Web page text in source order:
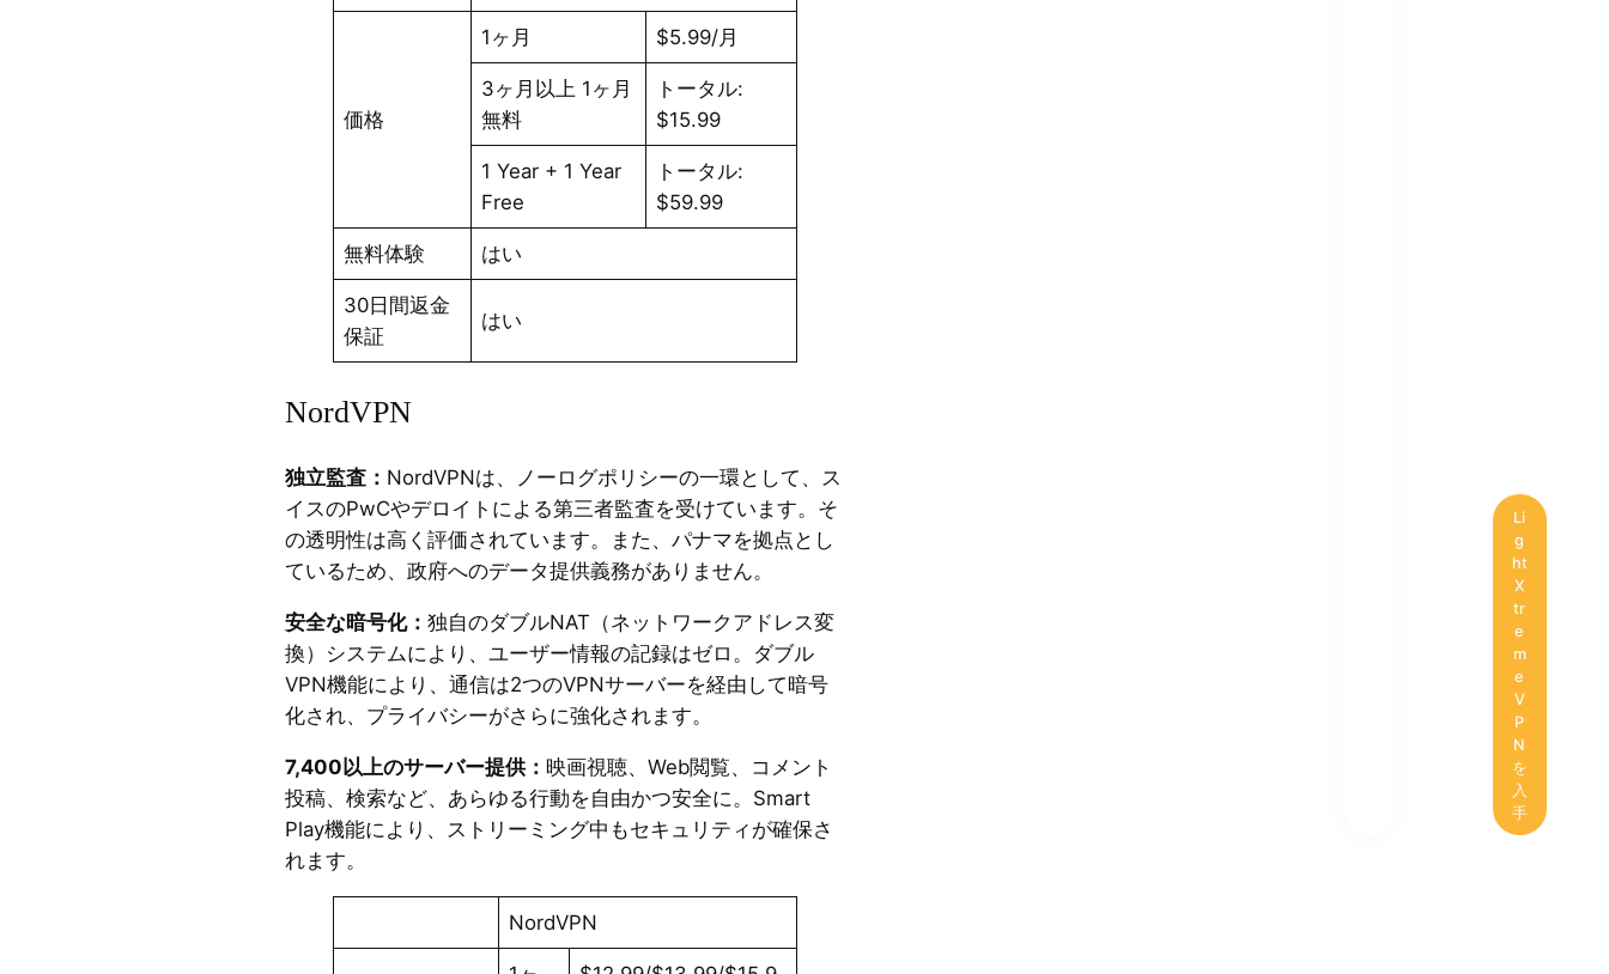
価格
1ヶ月 $5.99/月
3ヶ月以上 1ヶ月
無料
トータル:
$15.99
1 Year + 1 Year
Free
トータル:
$59.99
無料体験 はい
30日間返金
保証
はい
NordVPN
独立監査： NordVPNは、ノーログポリシーの一環として、ス
イスのPwCやデロイトによる第三者監査を受けています。そ
の透明性は高く評価されています。また、パナマを拠点とし
ているため、政府へのデータ提供義務がありません。
安全な暗号化： 独自のダブルNAT（ネットワークアドレス変
換）システムにより、ユーザー情報の記録はゼロ。ダブル
VPN機能により、通信は2つのVPNサーバーを経由して暗号
化され、プライバシーがさらに強化されます。
7,400以上のサーバー提供： 映画視聴、Web閲覧、コメント
投稿、検索など、あらゆる行動を自由かつ安全に。Smart
Play機能により、ストリーミング中もセキュリティが確保さ
れます。
NordVPN
Li
g
ht
X
tr
e
m
e
V
P
N
を
入
手